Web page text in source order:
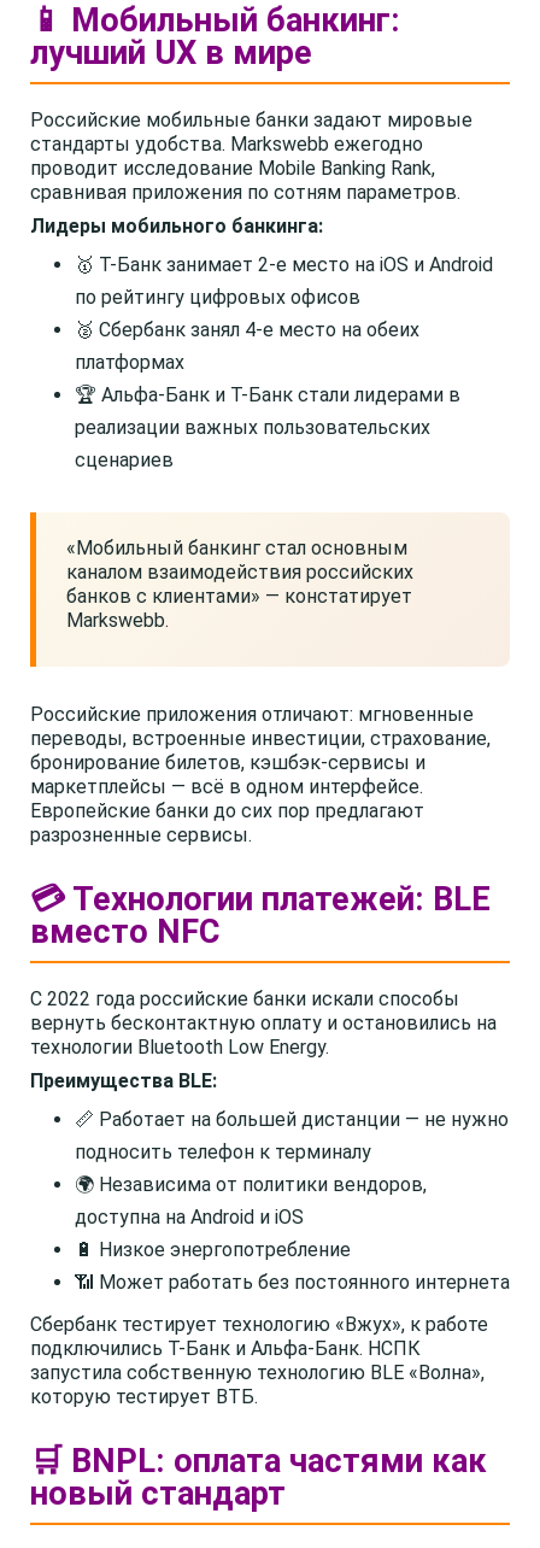
📱 Мобильный банкинг:
лучший UX в мире
Российские мобильные банки задают мировые
стандарты удобства. Markswebb ежегодно
проводит исследование Mobile Banking Rank,
сравнивая приложения по сотням параметров.
Лидеры мобильного банкинга:
🥇 Т-Банк занимает 2-е место на iOS и Android
по рейтингу цифровых офисов
🥈 Сбербанк занял 4-е место на обеих
платформах
🏆 Альфа-Банк и Т-Банк стали лидерами в
реализации важных пользовательских
сценариев
«Мобильный банкинг стал основным
каналом взаимодействия российских
банков с клиентами» — констатирует
Markswebb.
Российские приложения отличают: мгновенные
переводы, встроенные инвестиции, страхование,
бронирование билетов, кэшбэк-сервисы и
маркетплейсы — всё в одном интерфейсе.
Европейские банки до сих пор предлагают
разрозненные сервисы.
💳 Технологии платежей: BLE
вместо NFC
С 2022 года российские банки искали способы
вернуть бесконтактную оплату и остановились на
технологии Bluetooth Low Energy.
Преимущества BLE:
📏 Работает на большей дистанции — не нужно
подносить телефон к терминалу
🌍 Независима от политики вендоров,
доступна на Android и iOS
🔋 Низкое энергопотребление
📶 Может работать без постоянного интернета
Сбербанк тестирует технологию «Вжух», к работе
подключились Т-Банк и Альфа-Банк. НСПК
запустила собственную технологию BLE «Волна»,
которую тестирует ВТБ.
🛒 BNPL: оплата частями как
новый стандарт